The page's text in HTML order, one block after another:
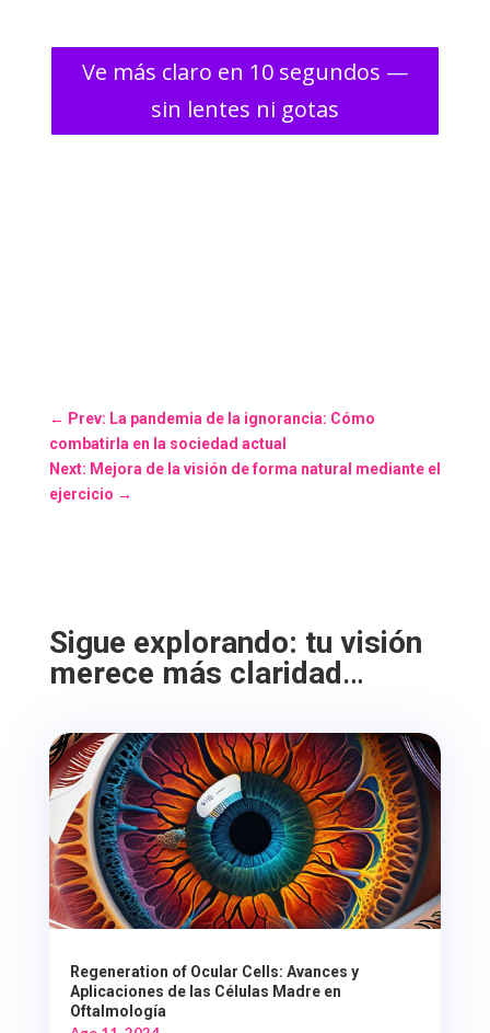
Ve más claro en 10 segundos —
sin lentes ni gotas
← Prev: La pandemia de la ignorancia: Cómo
combatirla en la sociedad actual
Next: Mejora de la visión de forma natural mediante el
ejercicio →
Sigue explorando: tu visión
merece más claridad…
Regeneration of Ocular Cells: Avances y
Aplicaciones de las Células Madre en
Oftalmología